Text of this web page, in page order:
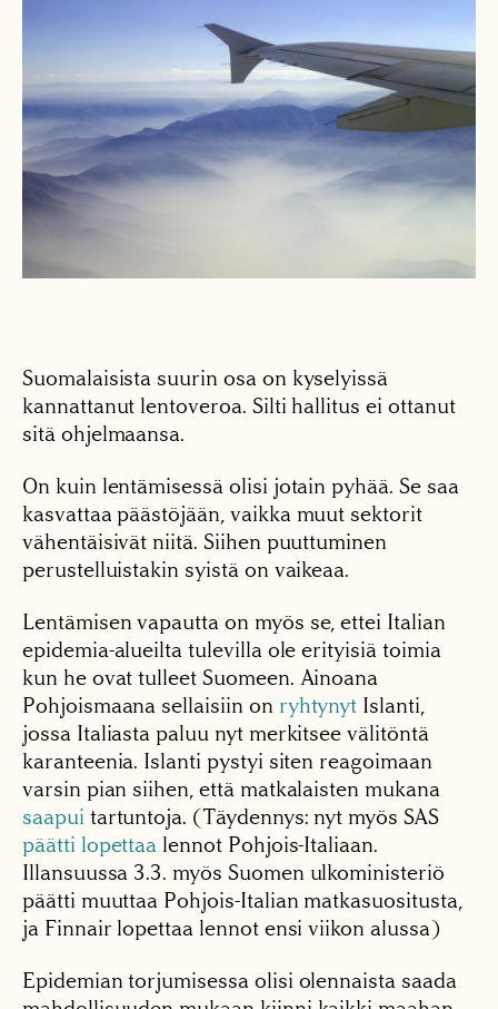
Suomalaisista suurin osa on kyselyissä
kannattanut lentoveroa. Silti hallitus ei ottanut
sitä ohjelmaansa.
On kuin lentämisessä olisi jotain pyhää. Se saa
kasvattaa päästöjään, vaikka muut sektorit
vähentäisivät niitä. Siihen puuttuminen
perustelluistakin syistä on vaikeaa.
Lentämisen vapautta on myös se, ettei Italian
epidemia-alueilta tulevilla ole erityisiä toimia
kun he ovat tulleet Suomeen. Ainoana
Pohjoismaana sellaisiin on ryhtynyt Islanti,
jossa Italiasta paluu nyt merkitsee välitöntä
karanteenia. Islanti pystyi siten reagoimaan
varsin pian siihen, että matkalaisten mukana
saapui tartuntoja. (Täydennys: nyt myös SAS
päätti lopettaa lennot Pohjois-Italiaan.
Illansuussa 3.3. myös Suomen ulkoministeriö
päätti muuttaa Pohjois-Italian matkasuositusta,
ja Finnair lopettaa lennot ensi viikon alussa)
Epidemian torjumisessa olisi olennaista saada